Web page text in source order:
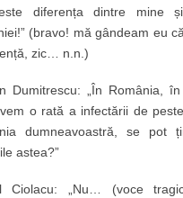
diferența dintre mine și
(bravo! mă gândeam eu
zic… n.n.)
Dumitrescu: „În România,
o rată a infectării de
dumneavoastră, se pot
astea?”
Ciolacu: „Nu… (voce